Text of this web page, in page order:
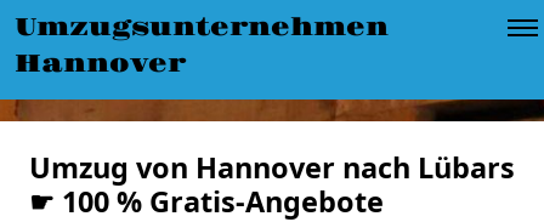
Umzugsunternehmen
Hannover
Umzug von Hannover nach Lübars
☛ 100 % Gratis-Angebote